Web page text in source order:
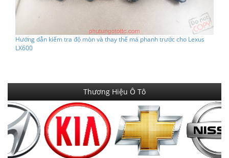
Hướng dẫn kiểm tra độ mòn và thay thế má phanh trước cho Lexus
LX600
Thương Hiệu Ô Tô